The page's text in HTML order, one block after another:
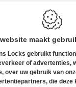
website maakt
Locks gebruikt
of advertenties,
over uw gebruik van
die deze